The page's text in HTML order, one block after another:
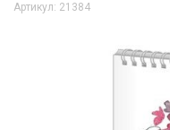
Артикул: 21384